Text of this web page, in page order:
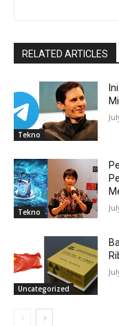
RELATED ARTICLES
Tekno
Tekno
Uncategorized